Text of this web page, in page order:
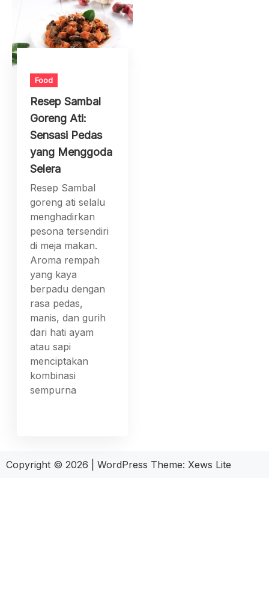
Food
Resep Sambal
Goreng Ati:
Sensasi Pedas
yang Menggoda
Selera
Resep Sambal
goreng ati selalu
menghadirkan
pesona tersendiri
di meja makan.
Aroma rempah
yang kaya
berpadu dengan
rasa pedas,
manis, dan gurih
dari hati ayam
atau sapi
menciptakan
kombinasi
sempurna
Copyright © 2026 WordPress Theme: Xews Lite